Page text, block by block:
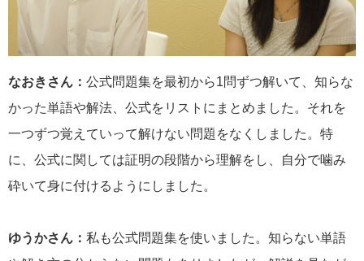
なおきさん： 公式問題集を最初から1問ずつ解いて、知らな
かった単語や解法、公式をリストにまとめました。それを
一つずつ覚えていって解けない問題をなくしました。特
に、公式に関しては証明の段階から理解をし、自分で噛み
砕いて身に付けるようにしました。
ゆうかさん： 私も公式問題集を使いました。知らない単語